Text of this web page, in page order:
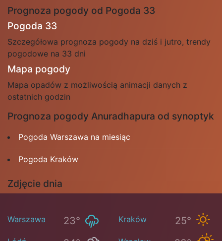
Prognoza pogody od Pogoda 33
Pogoda 33
Szczegółowa prognoza pogody na dziś i jutro, trendy
pogodowe na 33 dni
Mapa pogody
Mapa opadów z możliwością animacji danych z
ostatnich godzin
Prognoza pogody Anuradhapura od synoptyk
Pogoda Warszawa na miesiąc
Pogoda Kraków
Zdjęcie dnia
Warszawa 23° Kraków 25°